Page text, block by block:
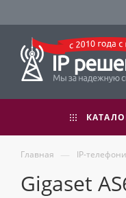
Главная — IP-
Gigaset